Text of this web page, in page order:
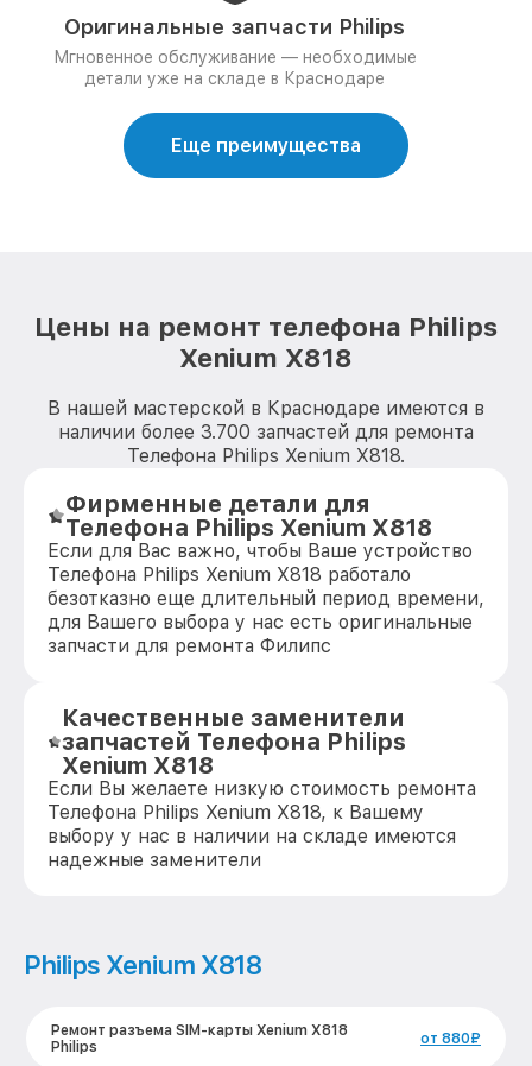
Оригинальные запчасти Philips
Мгновенное обслуживание — необходимые
детали уже на складе в Краснодаре
Еще преимущества
Цены на ремонт телефона Philips
Xenium X818
В нашей мастерской в Краснодаре имеются в
наличии более 3.700 запчастей для ремонта
Телефона Philips Xenium X818.
Фирменные детали для
Телефона Philips Xenium X818
Если для Вас важно, чтобы Ваше устройство
Телефона Philips Xenium X818 работало
безотказно еще длительный период времени,
для Вашего выбора у нас есть оригинальные
запчасти для ремонта Филипс
Качественные заменители
запчастей Телефона Philips
Xenium X818
Если Вы желаете низкую стоимость ремонта
Телефона Philips Xenium X818, к Вашему
выбору у нас в наличии на складе имеются
надежные заменители
Philips Xenium X818
Ремонт разъема SIM-карты Xenium X818
Philips
от 880₽